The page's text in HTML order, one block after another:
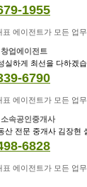
1955
에이전트가 모든 업
창업에이전트
실하게 최선을 다하겠
6790
에이전트가 모든 업
소속공인중개사
산 전문 중개사 김장현
6828
에이전트가 모든 업